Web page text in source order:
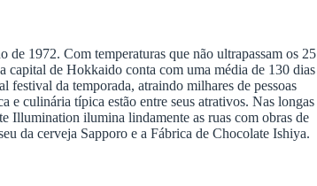
1972. Com temperaturas que não ultrapassam os 25
capital de Hokkaido conta com uma média de 130 dias
festival da temporada, atraindo milhares de pessoas
e culinária típica estão entre seus atrativos. Nas longas
Illumination ilumina lindamente as ruas com obras de
da cerveja Sapporo e a Fábrica de Chocolate Ishiya.